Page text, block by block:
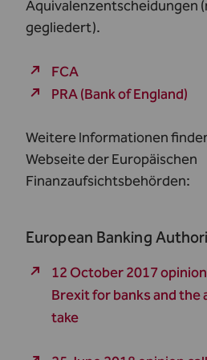
Äquivalenzentscheidungen
gegliedert).
FCA
PRA (Bank of England)
Weitere Informationen
Webseite der Europäischen
Finanzaufsichtsbehörden:
European Banking
12 October 2017
Brexit for banks and the
take